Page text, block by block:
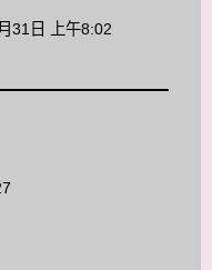
31日 上午8:02